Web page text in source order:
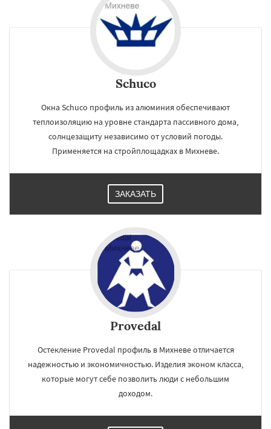
Schuco
Окна Schuco профиль из алюминия обеспечивают
теплоизоляцию на уровне стандарта пассивного дома,
солнцезащиту независимо от условий погоды.
Применяется на стройплощадках в Михневе.
ЗАКАЗАТЬ
Provedal
Остекление Provedal профиль в Михневе отличается
надежностью и экономичностью. Изделия эконом класса,
которые могут себе позволить люди с небольшим
доходом.